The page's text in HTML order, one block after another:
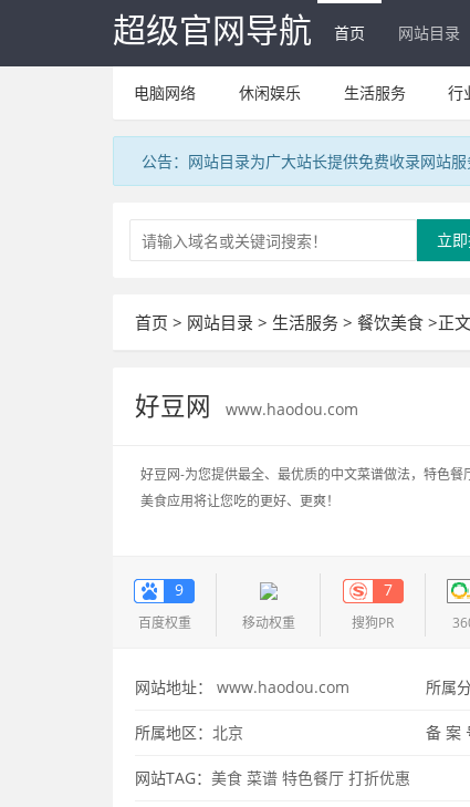
超级官网导航 首页 网站目录
电脑网络 休闲娱乐 生活服务 行
公告：网站目录为广大站长提供免费收录网站
立
首页 > 网站目录 > 生活服务 > 餐饮美食 >正文
好豆网 www.haodou.com
好豆网-为您提供最全、最优质的中文菜谱做法，特色
美食应用将让您吃的更好、更爽！
9
百度权重 移动权重
7
搜狗PR
网站地址： www.haodou.com 所属
所属地区： 北京 备 案
网站TAG： 美食 菜谱 特色餐厅 打折优惠